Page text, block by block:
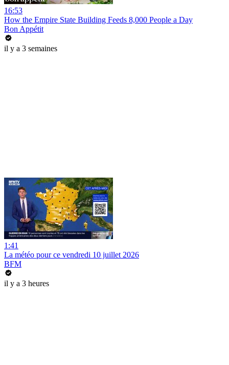
16:53
How the Empire State Building Feeds 8,000 People a Day
Bon Appétit
il y a 3 semaines
1:41
La météo pour ce vendredi 10 juillet 2026
BFM
il y a 3 heures